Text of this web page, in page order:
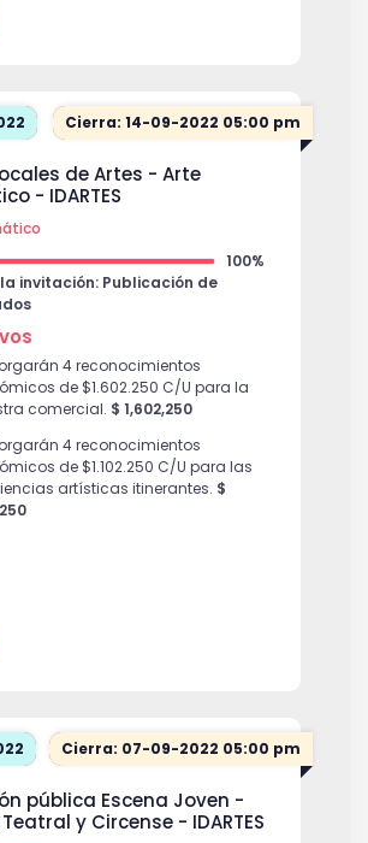
Cierra: 14-09-2022 05:00 pm
de Artes - Arte
- IDARTES
100%
invitación: Publicación de
4 reconocimientos
de $1.602.250 C/U para la
comercial. $ 1,602,250
4 reconocimientos
de $1.102.250 C/U para las
artísticas itinerantes. $
Cierra: 07-09-2022 05:00 pm
pública Escena Joven -
y Circense - IDARTES